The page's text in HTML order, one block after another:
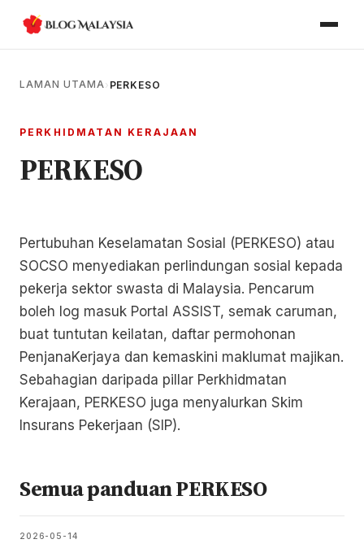
LAMAN UTAMA› PERKESO
PERKHIDMATAN KERAJAAN
PERKESO
Pertubuhan Keselamatan Sosial (PERKESO) atau
SOCSO menyediakan perlindungan sosial kepada
pekerja sektor swasta di Malaysia. Pencarum
boleh log masuk Portal ASSIST, semak caruman,
buat tuntutan keilatan, daftar permohonan
PenjanaKerjaya dan kemaskini maklumat majikan.
Sebahagian daripada pillar Perkhidmatan
Kerajaan, PERKESO juga menyalurkan Skim
Insurans Pekerjaan (SIP).
Semua panduan PERKESO
2026-05-14